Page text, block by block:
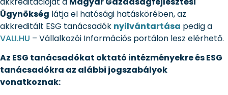
Ügynökség látja el hatósági hatáskörében, az
akkreditált ESG tanácsadók nyilvántartása pedig a
VALI.HU – Vállalkozói Információs portálon lesz elérhető.
Az ESG tanácsadókat oktató intézményekre és ESG
tanácsadókra az alábbi jogszabályok
vonatkoznak: